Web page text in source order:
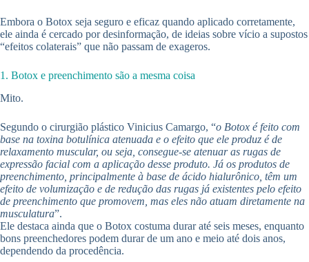
Embora o Botox seja seguro e eficaz quando aplicado corretamente,
ele ainda é cercado por desinformação, de ideias sobre vício a supostos
“efeitos colaterais” que não passam de exageros.
1. Botox e preenchimento são a mesma coisa
Mito.
Segundo o cirurgião plástico Vinicius Camargo, “o Botox é feito com
base na toxina botulínica atenuada e o efeito que ele produz é de
relaxamento muscular, ou seja, consegue-se atenuar as rugas de
expressão facial com a aplicação desse produto. Já os produtos de
preenchimento, principalmente à base de ácido hialurônico, têm um
efeito de volumização e de redução das rugas já existentes pelo efeito
de preenchimento que promovem, mas eles não atuam diretamente na
musculatura”.
Ele destaca ainda que o Botox costuma durar até seis meses, enquanto
bons preenchedores podem durar de um ano e meio até dois anos,
dependendo da procedência.